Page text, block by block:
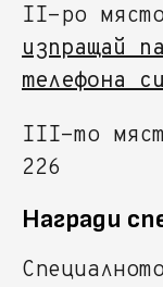
II-ро
изпращай
телефона
III-то
226
Награди